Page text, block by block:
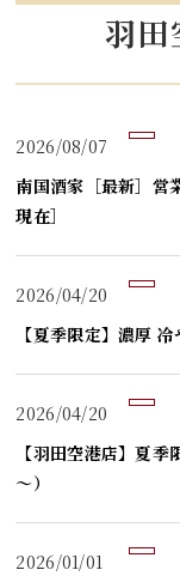
羽田
2026/08/07
南国酒家［最新］営
現在］
2026/04/20
【夏季限定】濃厚
2026/04/20
【羽田空港店】夏
～）
2026/01/01